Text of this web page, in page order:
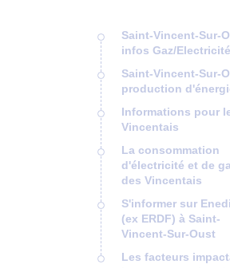
Saint-Vincent-Sur-
infos Gaz/Electricité
Saint-Vincent-Sur-
production
Informations pour
Vincentais
La consommation
d'électricité et de
des Vincentais
S'informer sur
(ex ERDF) à Saint-
Vincent-Sur-Oust
Les facteurs